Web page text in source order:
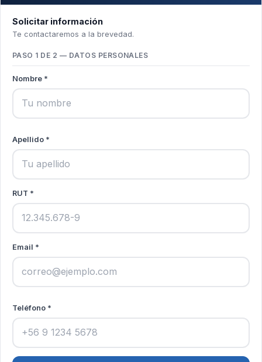
Solicitar información
Te contactaremos a la brevedad.
PASO 1 DE 2 — DATOS PERSONALES
Nombre *
Apellido *
RUT *
Email *
Teléfono *